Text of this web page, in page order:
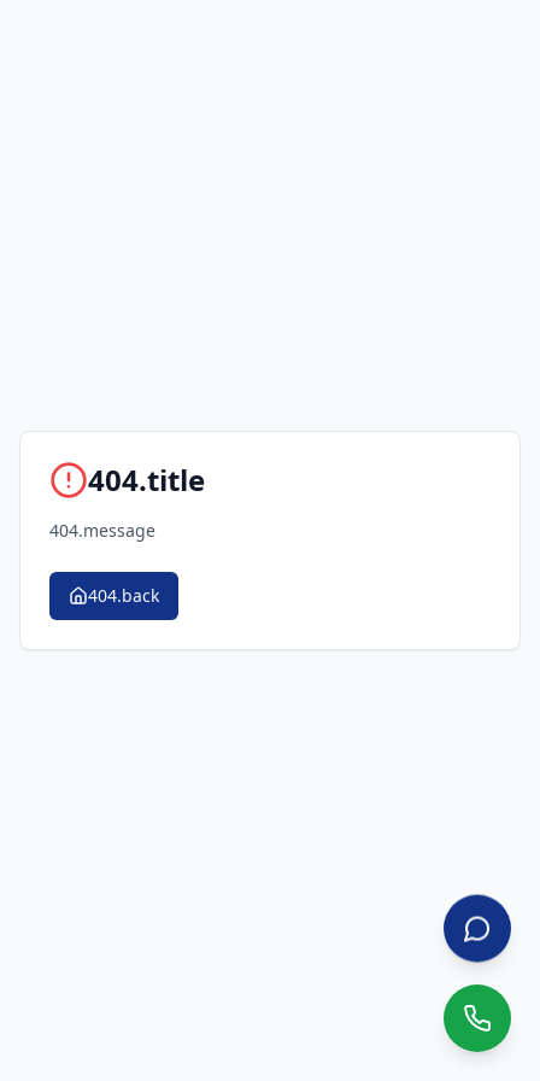
404.title
404.message
404.back